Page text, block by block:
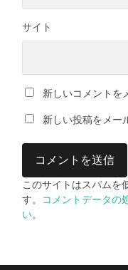
サイト
新しいコメントを
新しい投稿をメー
このサイトはスパムを
す。
コメントデータの
い。